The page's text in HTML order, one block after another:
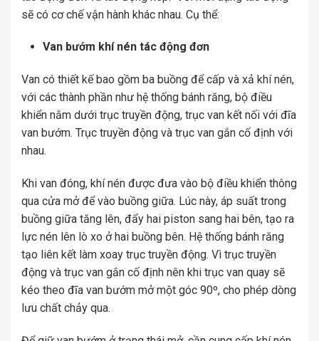
sẽ có cơ chế vận hành khác nhau. Cụ thể:
Van bướm khí nén tác động đơn
Van có thiết kế bao gồm ba buồng để cấp và xả khí nén,
với các thành phần như hệ thống bánh răng, bộ điều
khiển nằm dưới trục truyền động, trục van kết nối với đĩa
van bướm. Trục truyền động và trục van gắn cố định với
nhau.
Khi van đóng, khí nén được đưa vào bộ điều khiển thông
qua cửa mở để vào buồng giữa. Lúc này, áp suất trong
buồng giữa tăng lên, đẩy hai piston sang hai bên, tạo ra
lực nén lên lò xo ở hai buồng bên. Hệ thống bánh răng
tạo liên kết làm xoay trục truyền động. Vì trục truyền
động và trục van gắn cố định nên khi trục van quay sẽ
kéo theo đĩa van bướm mở một góc 90º, cho phép dòng
lưu chất chảy qua.